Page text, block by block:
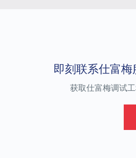
即刻联系仕富
获取仕富梅调试